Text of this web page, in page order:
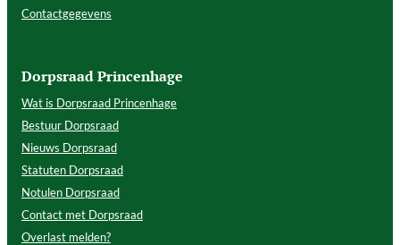
Contactgegevens
Dorpsraad Princenhage
Wat is Dorpsraad Princenhage
Bestuur Dorpsraad
Nieuws Dorpsraad
Statuten Dorpsraad
Notulen Dorpsraad
Contact met Dorpsraad
Overlast melden?